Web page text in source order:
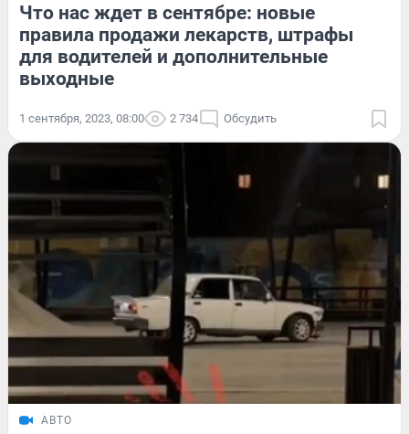
Что нас ждет в сентябре: новые
правила продажи лекарств, штрафы
для водителей и дополнительные
выходные
1 сентября, 2023, 08:00 2 734 Обсудить
АВТО